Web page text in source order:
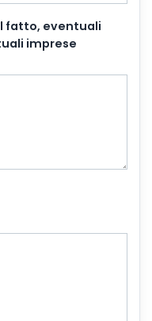
fatto, eventuali
imprese